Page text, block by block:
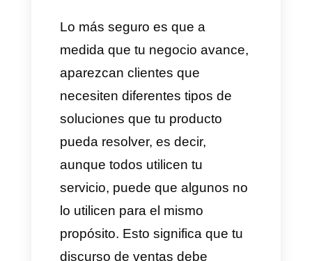
Este tipo de modelo de negocio
Saas es más simple, se
encuentra dirigido a pequeñas
y medianas empresas que
buscan una solución más
básica. Es ideal para empresas
que están comenzando y que
están empezando a entender el